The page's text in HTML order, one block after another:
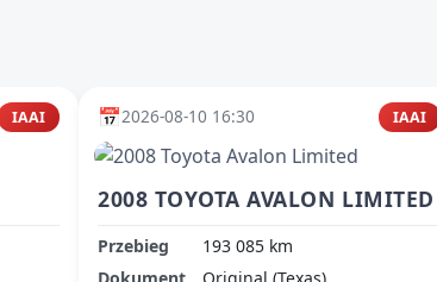
IAAI 📅2026-08-10 16:30 IAAI
2008 TOYOTA AVALON LIMITED
Przebieg
193 085 km